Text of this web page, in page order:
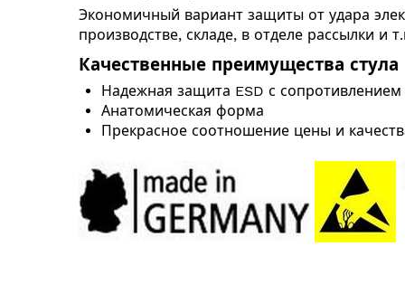
Экономичный вариант защиты от удара
производстве, складе, в отделе рассылки и
Качественные преимущества стула
Надежная защита ESD с сопротивлением
Анатомическая форма
Прекрасное соотношение цены и